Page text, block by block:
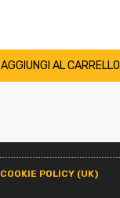
AGGIUNGI AL CARRELLO
COOKIE POLICY (UK)